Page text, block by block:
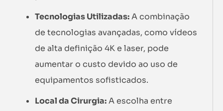
Tecnologias Utilizadas:A combinação
de tecnologias avançadas, como vídeos
de alta definição 4K e laser, pode
aumentar o custo devido ao uso de
equipamentos sofisticados.
Local da Cirurgia:A escolha entre